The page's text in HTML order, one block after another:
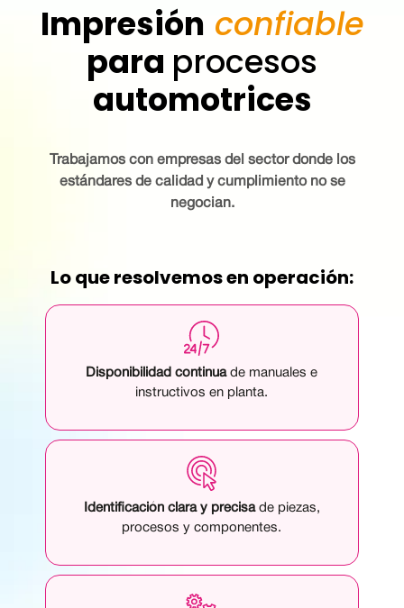
Impresión confiable
para procesos
automotrices
Trabajamos con empresas del sector donde los
estándares de calidad y cumplimiento no se
negocian.
Lo que resolvemos en operación:
Disponibilidad continua de manuales e
instructivos en planta.
Identificación clara y precisa de piezas,
procesos y componentes.